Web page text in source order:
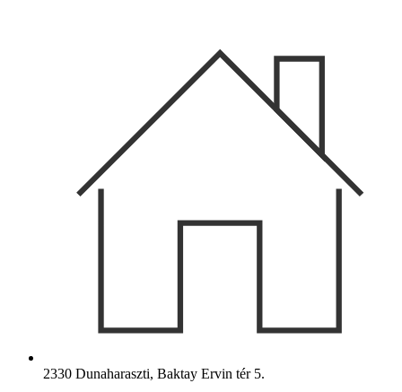
2330 Dunaharaszti, Baktay Ervin tér 5.